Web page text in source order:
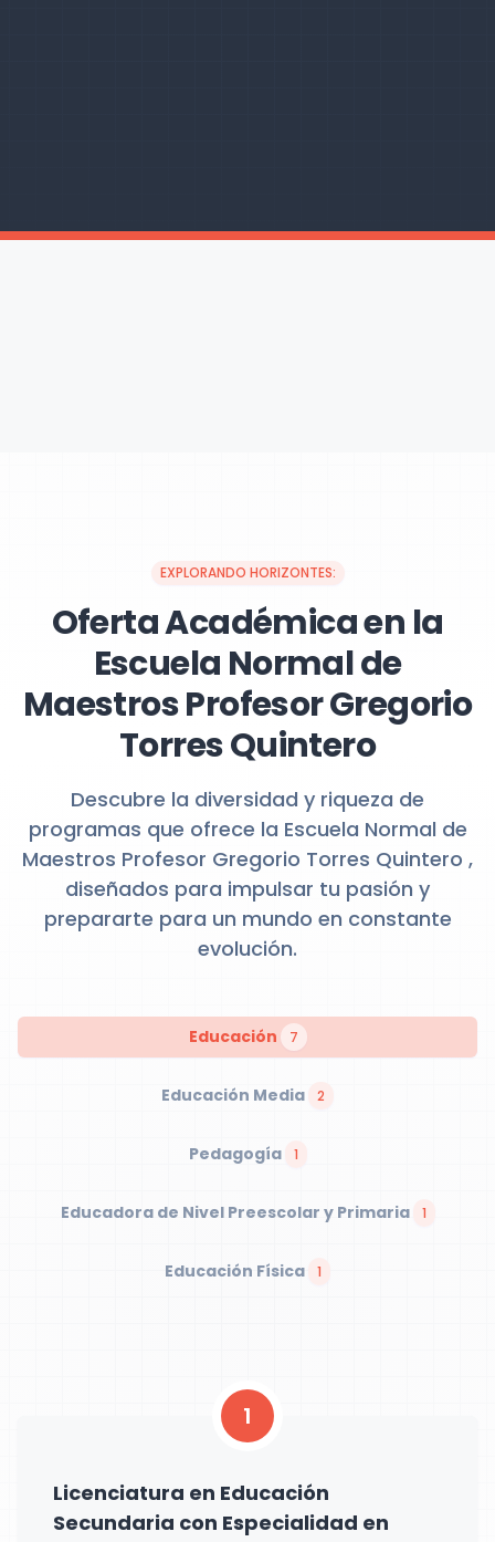
EXPLORANDO HORIZONTES:
Oferta Académica en la
Escuela Normal de
Maestros Profesor Gregorio
Torres Quintero
Descubre la diversidad y riqueza de
programas que ofrece la Escuela Normal de
Maestros Profesor Gregorio Torres Quintero ,
diseñados para impulsar tu pasión y
prepararte para un mundo en constante
evolución.
Educación 7
Educación Media 2
Pedagogía 1
Educadora de Nivel Preescolar y Primaria 1
Educación Física 1
1
Licenciatura en Educación
Secundaria con Especialidad en